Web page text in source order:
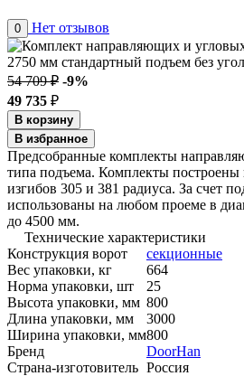
0 Нет отзывов
54 709 ₽ -9%
49 735 ₽
В корзину
В избранное
Предсобранные комплекты
типа подъема. Комплекты построены
изгибов 305 и 381 радиуса. За счет
использованы на любом проеме в
до 4500 мм.
Технические характеристики
Конструкция ворот
секционные
Вес упаковки, кг
664
Норма упаковки, шт
25
Высота упаковки, мм 800
Длина упаковки, мм
3000
Ширина упаковки, мм800
Бренд
DoorHan
Страна-изготовитель Россия